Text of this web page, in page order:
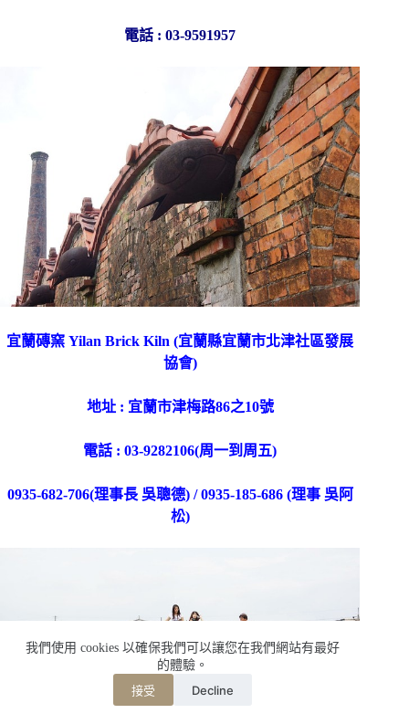
我們使用 cookies 以確保我們可以讓您在我們網站有最好
的體驗。
接受 Decline
電話 : 03-9591957
宜蘭磚窯 Yilan Brick Kiln(宜蘭縣宜蘭市北津社區發展
協會)
地址 : 宜蘭市津梅路86之10號
電話 : 03-9282106(周一到周五)
0935-682-706(理事長 吳聰德) / 0935-185-686 (理事 吳阿
松)